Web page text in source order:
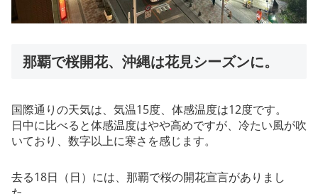
那覇で桜開花、沖縄は花見シーズンに。
国際通りの天気は、気温15度、体感温度は12度です。
日中に比べると体感温度はやや高めですが、冷たい風が吹
いており、数字以上に寒さを感じます。
去る18日（日）には、那覇で桜の開花宣言がありまし